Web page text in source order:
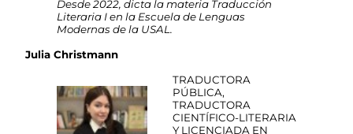
Desde 2022, dicta la materia Traducción
Literaria I en la Escuela de Lenguas
Modernas de la USAL.
Julia Christmann
TRADUCTORA
PÚBLICA,
TRADUCTORA
CIENTÍFICO-LITERARIA
Y LICENCIADA EN